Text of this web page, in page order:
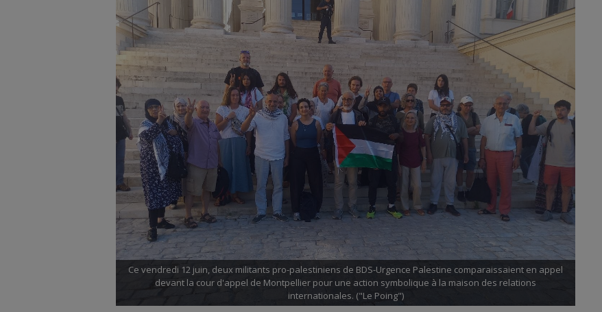
Ce vendredi 12 juin, deux militants pro-palestiniens de BDS-Urgence Palestine comparaissaient en appel
devant la cour d'appel de Montpellier pour une action symbolique à la maison des relations
internationales. ("Le Poing")